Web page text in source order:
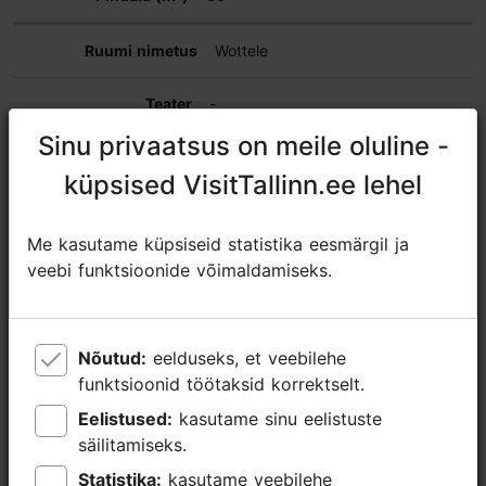
Wottele
-
-
-
-
25
Tehnilised
vahendid,
TV/video, helitehnika, mikrofonisüsteem,
Sinu privaatsus on meile oluline -
küpsised VisitTallinn.ee lehel
Me kasutame küpsiseid statistika eesmärgil ja
veebi funktsioonide võimaldamiseks.
Nõutud:
funktsioonid töötaksid korrektselt.
Eelistused:
säilitamiseks.
Statistika:
Sinu privaatsus on meile oluline -
küpsised VisitTallinn.ee lehel
Me kasutame küpsiseid statistika eesmärgil ja
veebi funktsioonide võimaldamiseks.
Nõutud:
funktsioonid töötaksid korrektselt.
Eelistused:
säilitamiseks.
Statistika: